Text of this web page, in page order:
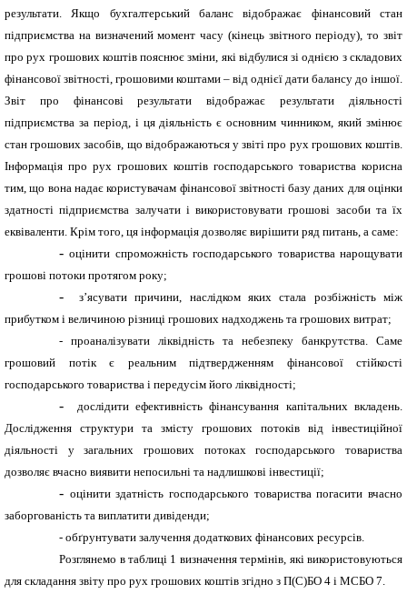
результати. Якщо бухгалтерський баланс відображає фінансовий стан
підприємства на визначений момент часу (кінець звітного періоду), то звіт
про рух грошових коштів пояснює зміни, які відбулися зі однією з складових
фінансової звітності, грошовими коштами – від однієї дати балансу до іншої.
Звіт про фінансові результати відображає результати діяльності
підприємства за період, і ця діяльність є основним чинником, який змінює
стан грошових засобів, що відображаються у звіті про рух грошових коштів.
Інформація про рух грошових коштів господарського товариства корисна
тим, що вона надає користувачам фінансової звітності базу даних для оцінки
здатності підприємства залучати і використовувати грошові засоби та їх
еквіваленти. Крім того, ця інформація дозволяє вирішити ряд питань, а саме:
-оцінити спроможність господарського товариства нарощувати
грошові потоки протягом року;
-
з’ясувати причини, наслідком яких стала розбіжність між
прибутком і величиною різниці грошових надходжень та грошових витрат;
- проаналізувати ліквідність та небезпеку банкрутства. Саме
грошовий потік є реальним підтвердженням фінансової стійкості
господарського товариства і передусім його ліквідності;
-
дослідити ефективність фінансування капітальних вкладень.
Дослідження структури та змісту грошових потоків від інвестиційної
діяльності у загальних грошових потоках господарського товариства
дозволяє вчасно виявити непосильні та надлишкові інвестиції;
- оцінити здатність господарського товариства погасити вчасно
заборгованість та виплатити дивіденди;
- обґрунтувати залучення додаткових фінансових ресурсів.
Розглянемо в таблиці 1 визначення термінів, які використовуються
для складання звіту про рух грошових коштів згідно з П(С)БО 4 і МСБО 7.